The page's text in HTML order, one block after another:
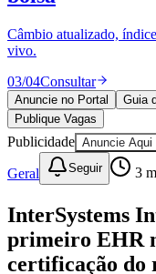
Publique vagas e
04/04Publicar
Anuncie no Portal
Publique Vagas
Publicidade Anuncie Aqui
Geral Seguir 3
InterSystems
certificação do
dispositivos